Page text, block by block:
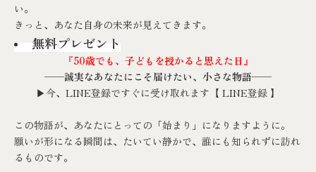
い。
きっと、あなた自身の未来が見えてきます。
無料プレゼント
『50歳でも、子どもを授かると思えた日』
──誠実なあなたにこそ届けたい、小さな物語──
▶今、LINE登録ですぐに受け取れます【 LINE登録 】
この物語が、あなたにとっての「始まり」になりますように。
願いが形になる瞬間は、たいてい静かで、誰にも知られずに訪れ
るものです。